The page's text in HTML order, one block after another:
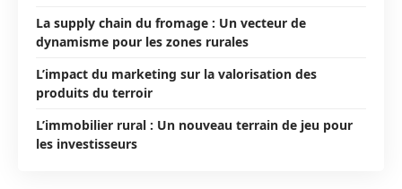
La supply chain du fromage : Un vecteur de
dynamisme pour les zones rurales
L’impact du marketing sur la valorisation des
produits du terroir
L’immobilier rural : Un nouveau terrain de jeu pour
les investisseurs